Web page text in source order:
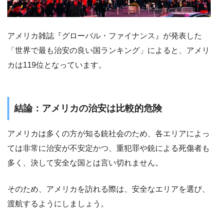
アメリカ雑誌『グローバル・ファイナンス』が発表した
「世界で最も治安の良い国ランキング」によると、アメリ
カは119位となっています。
結論：アメリカの治安は比較的危険
アメリカは多くの方が知る銃社会のため、各エリアによっ
ては非常に治安が不安定かつ、重犯罪や銃による死傷者も
多く、決して安全な国とは言い切れません。
そのため、アメリカを訪れる際は、安全なエリアを選び、
渡航するようにしましょう。